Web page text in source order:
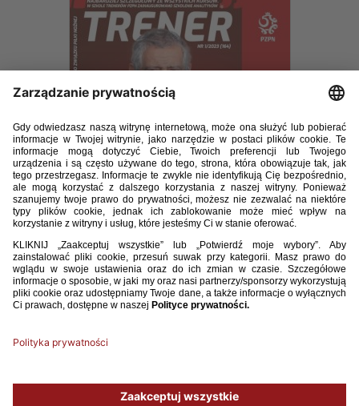
Trener 1 2023.pdf